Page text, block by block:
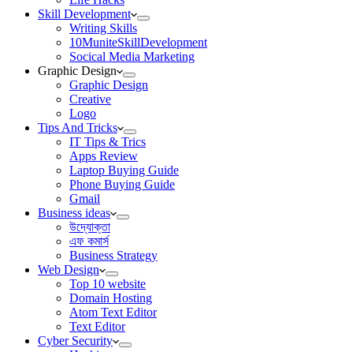
Skill Development
Writing Skills
10MuniteSkillDevelopment
Socical Media Marketing
Graphic Design
Graphic Design
Creative
Logo
Tips And Tricks
IT Tips & Trics
Apps Review
Laptop Buying Guide
Phone Buying Guide
Gmail
Business ideas
উদ্যোক্তা
এফ কমার্স
Business Strategy
Web Design
Top 10 website
Domain Hosting
Atom Text Editor
Text Editor
Cyber Security